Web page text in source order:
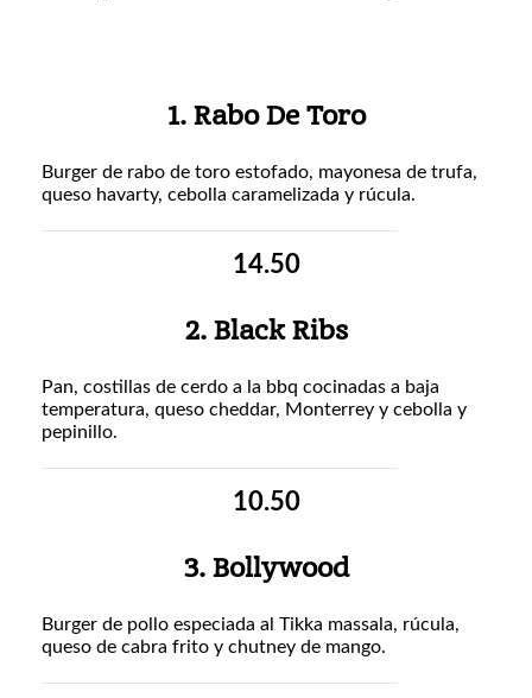
1. Rabo De Toro
Burger de rabo de toro estofado, mayonesa de trufa,
queso havarty, cebolla caramelizada y rúcula.
14.50
2. Black Ribs
Pan, costillas de cerdo a la bbq cocinadas a baja
temperatura, queso cheddar, Monterrey y cebolla y
pepinillo.
10.50
3. Bollywood
Burger de pollo especiada al Tikka massala, rúcula,
queso de cabra frito y chutney de mango.